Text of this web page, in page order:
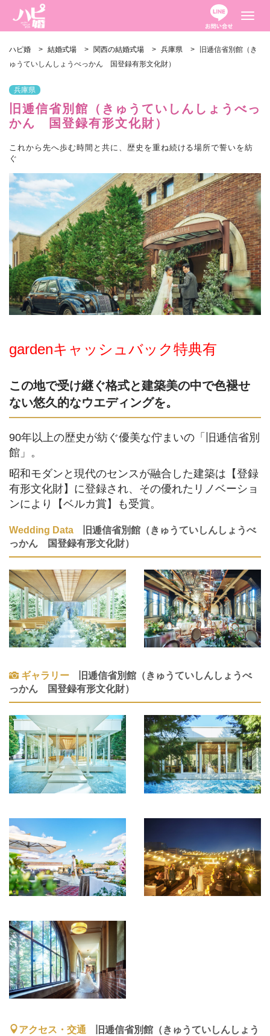
ナ
ゲ
シ
替
え
ハピ婚 > 結婚式場 > 関西の結婚式場 > 兵庫県 >
旧逓信省別館（き
ゅうていしんしょうべっかん 国登録有形文化財）
兵庫県
旧逓信省別館（きゅうていしんしょうべっ
かん 国登録有形文化財）
これから先へ歩む時間と共に、歴史を重ね続ける場所で誓いを紡
ぐ
gardenキャッシュバック特典有
この地で受け継ぐ格式と建築美の中で色褪せ
ない悠久的なウエディングを。
90年以上の歴史が紡ぐ優美な佇まいの「旧逓信省別
館」。
昭和モダンと現代のセンスが融合した建築は【登録
有形文化財】に登録され、その優れたリノベーショ
ンにより【ベルカ賞】も受賞。
Wedding Data
旧逓信省別館（きゅうていしんしょうべ
っかん 国登録有形文化財）
ギャラリー
旧逓信省別館（きゅうていしんしょうべ
っかん 国登録有形文化財）
アクセス・交通
旧逓信省別館（きゅうていしんしょう